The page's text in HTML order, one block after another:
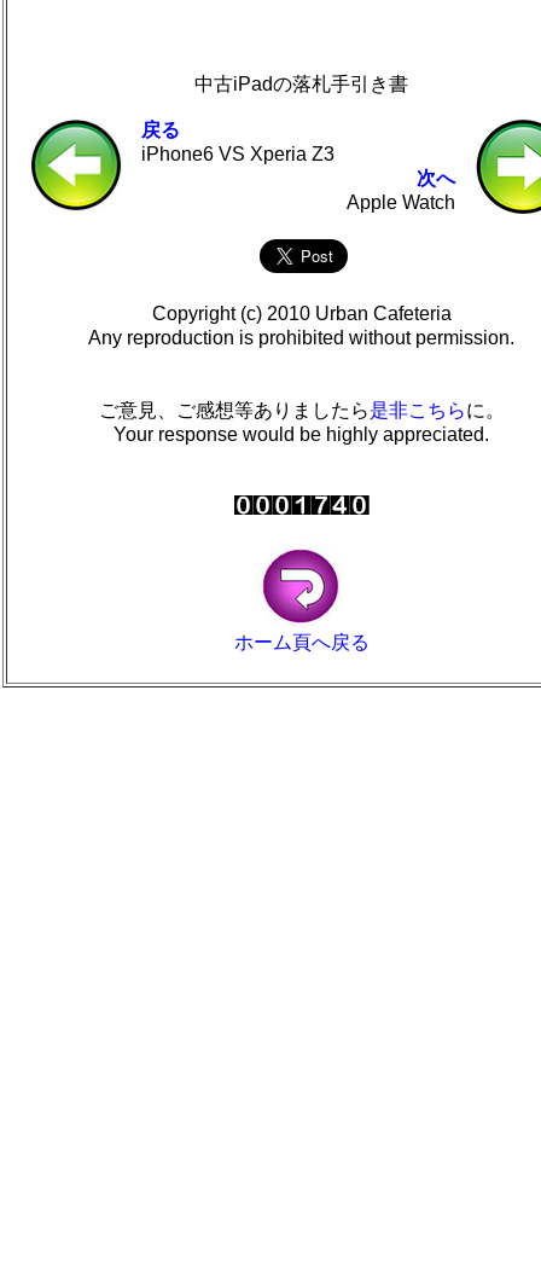
中古iPadの落札手引き書
戻る
iPhone6 VS Xperia Z3
次へ
Apple Watch
Copyright (c) 2010 Urban Cafeteria
Any reproduction is prohibited without permission.
ご意見、ご感想等ありましたら是非こちらに。
Your response would be highly appreciated.
ホーム頁へ戻る